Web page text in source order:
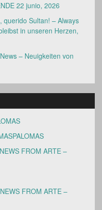
22 junio, 2026
querido Sultan! – Always
in unseren Herzen,
– Neuigkeiten von
FROM ARTE –
FROM ARTE –